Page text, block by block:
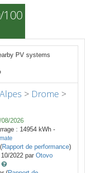
100
PV systems
> Drome >
08/2026
: 14954 kWh -
Rapport de performance)
10/2022 par Otovo